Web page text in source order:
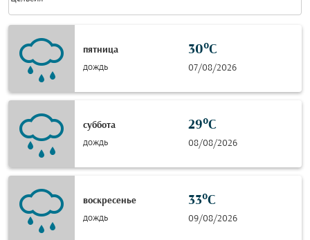
пятница
дождь
30°C
07/08/2026
суббота
дождь
29°C
08/08/2026
воскресенье
дождь
33°C
09/08/2026